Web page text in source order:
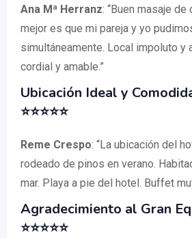
Ana Mª Herranz: “Buen masaje
mejor es que mi pareja y yo
simultáneamente. Local impoluto y
cordial y amable.”
Ubicación Ideal y
⭐⭐⭐⭐⭐
Reme Crespo: “La ubicación del
rodeado de pinos en verano.
mar. Playa a pie del hotel. Buffet
Agradecimiento al Gran
⭐⭐⭐⭐⭐